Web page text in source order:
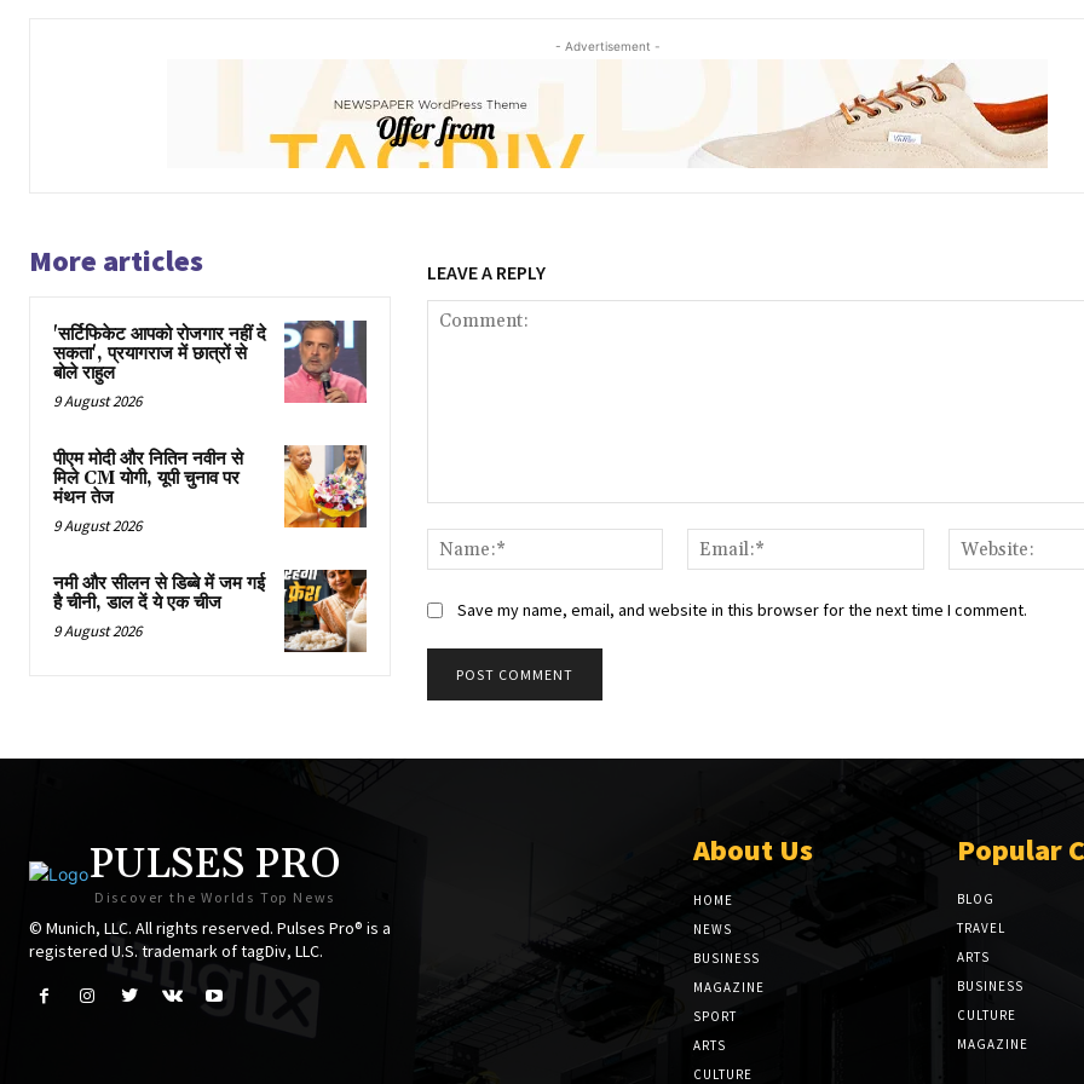
- Advertisement -
More articles
'सर्टिफिकेट आपको रोजगार नहीं दे
सकता', प्रयागराज में छात्रों से
बोले राहुल
9 August 2026
पीएम मोदी और नितिन नवीन से
मिले CM योगी, यूपी चुनाव पर
मंथन तेज
9 August 2026
नमी और सीलन से डिब्बे में जम गई
है चीनी, डाल दें ये एक चीज
9 August 2026
LEAVE A REPLY
Name:*
Email:*
Save my name, email, and website in this browser for the next time I comment.
PULSES PRO
Discover the Worlds Top News
© Munich, LLC. All rights reserved. Pulses Pro® is a
registered U.S. trademark of tagDiv, LLC.
About Us
HOME
NEWS
BUSINESS
MAGAZINE
SPORT
ARTS
CULTURE
Popular
BLOG
TRAVEL
ARTS
BUSINESS
CULTURE
MAGAZINE